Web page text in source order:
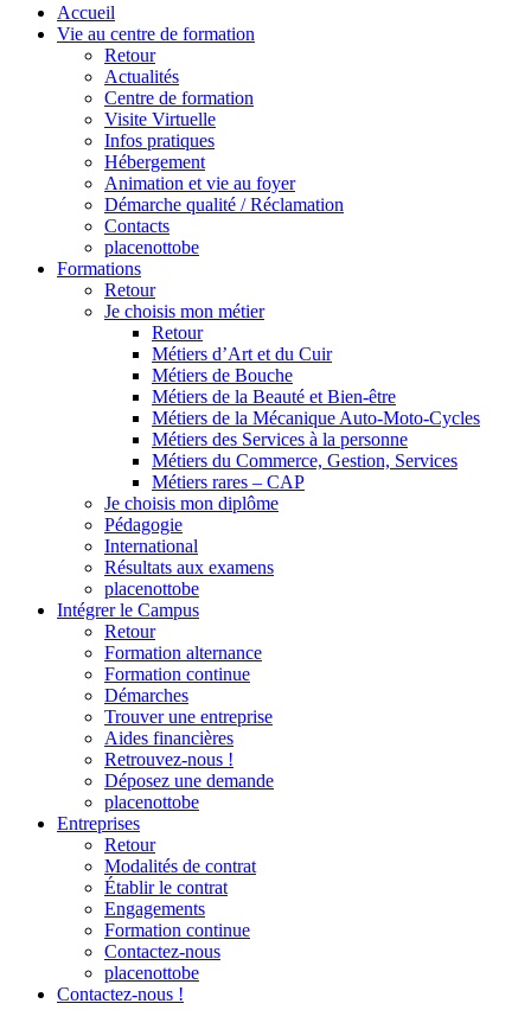
Accueil
Vie au centre de formation
Retour
Actualités
Centre de formation
Visite Virtuelle
Infos pratiques
Hébergement
Animation et vie au foyer
Démarche qualité / Réclamation
Contacts
placenottobe
Formations
Retour
Je choisis mon métier
Retour
Métiers d’Art et du Cuir
Métiers de Bouche
Métiers de la Beauté et Bien-être
Métiers de la Mécanique Auto-Moto-Cycles
Métiers des Services à la personne
Métiers du Commerce, Gestion, Services
Métiers rares – CAP
Je choisis mon diplôme
Pédagogie
International
Résultats aux examens
placenottobe
Intégrer le Campus
Retour
Formation alternance
Formation continue
Démarches
Trouver une entreprise
Aides financières
Retrouvez-nous !
Déposez une demande
placenottobe
Entreprises
Retour
Modalités de contrat
Établir le contrat
Engagements
Formation continue
Contactez-nous
placenottobe
Contactez-nous !